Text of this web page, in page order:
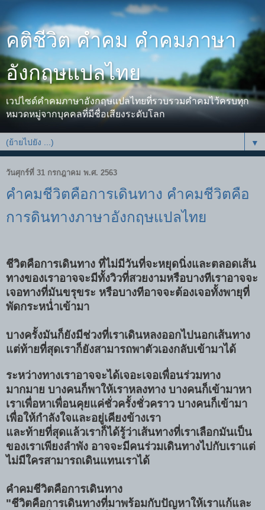
คติชีวิต คำคม คำคมภาษา
อังกฤษแปลไทย
เวปไซด์คำคมภาษาอังกฤษแปลไทยที่รวบรวมคำคมไว้ครบทุก
หมวดหมู่จากบุคคลที่มีชื่อเสียงระดับโลก
▼
วันศุกร์ที่ 31 กรกฎาคม พ.ศ. 2563
คำคมชีวิตคือการเดินทาง คำคมชีวิตคือ
การดินทางภาษาอังกฤษแปลไทย
ชีวิตคือการเดินทาง ที่ไม่มีวันที่จะหยุดนิ่งและตลอดเส้น
ทางของเราอาจจะมีทั้งวิวที่สวยงามหรือบางทีเราอาจจะ
เจอทางที่มันขรุขระ หรือบางทีอาจจะต้องเจอทั้งพายุที่
พัดกระหน่ำเข้ามา
บางครั้งมันก็ยังมีช่วงที่เราเดินหลงออกไปนอกเส้นทาง
แต่ท้ายที่สุดเราก็ยังสามารถพาตัวเองกลับเข้ามาได้
ระหว่างทางเราอาจจะได้เจอะเจอเพื่อนร่วมทาง
มากมาย บางคนก็พาให้เราหลงทาง บางคนก็เข้ามาหา
เราเพื่อหาเพื่อนคุยแค่ชั่วครั้งชั่วคราว บางคนก็เข้ามา
เพื่อให้กำลังใจและอยู่เคียงข้างเรา
และท้ายที่สุดแล้วเราก็ได้รู้ว่าเส้นทางที่เราเลือกมันเป็น
ของเราเพียงลำพัง อาจจะมีคนร่วมเดินทางไปกับเราแต่
ไม่มีใครสามารถเดินแทนเราได้
คำคมชีวิตคือการเดินทาง
"ชีวิตคือการเดินทางที่มาพร้อมกับปัญหาให้เราแก้และ